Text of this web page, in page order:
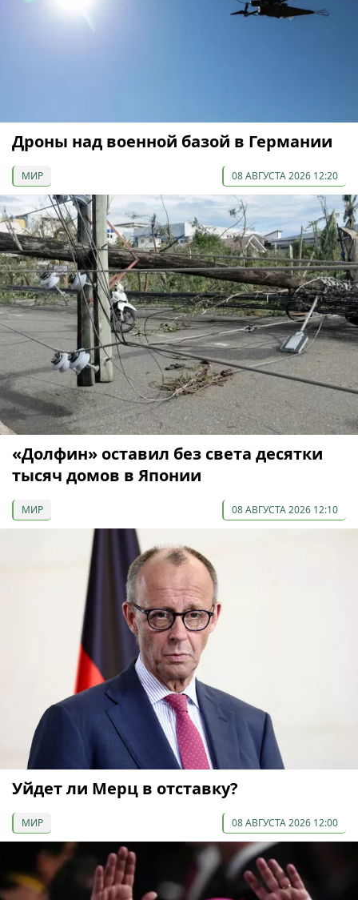
Дроны над военной базой в Германии
МИР 08 АВГУСТА 2026 12:20
«Долфин» оставил без света десятки
тысяч домов в Японии
МИР 08 АВГУСТА 2026 12:10
Уйдет ли Мерц в отставку?
МИР 08 АВГУСТА 2026 12:00